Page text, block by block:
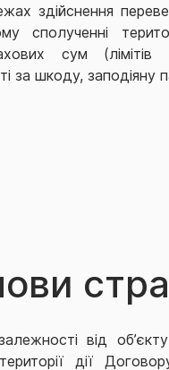
здійснення
сполученні
сум (лімітів
за шкоду,
або інших цінних
від
дії